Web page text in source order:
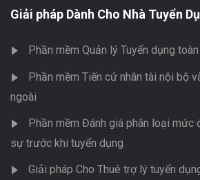
Giải pháp Dành Cho Nhà Tuyển
Phần mềm Quản lý Tuyển dụng
Phần mềm Tiến cử nhân tài nội bộ
ngoài
Phần mềm Đánh giá phân loại mức
sự trước khi tuyển dụng
Giải pháp Cho Thuê trợ lý tuyển